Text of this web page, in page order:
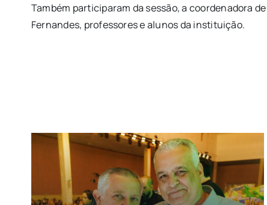
Também participaram da sessão, a coordenadora
Fernandes, professores e alunos da instituição.